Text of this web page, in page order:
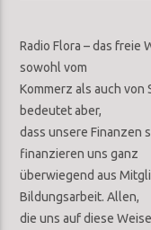
Radio Flora – das freie
sowohl vom
Kommerz als auch von
bedeutet aber,
dass unsere Finanzen
finanzieren uns ganz
überwiegend aus
Bildungsarbeit. Allen,
die uns auf diese